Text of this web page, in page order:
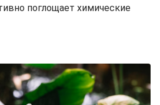
поглощает химические